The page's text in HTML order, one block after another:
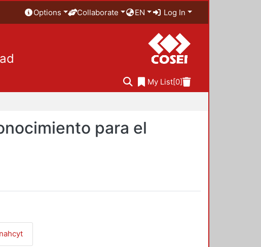
Options Collaborate EN Log In
My List[0]
para el